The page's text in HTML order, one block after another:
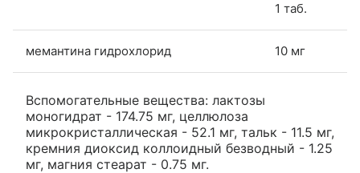
1 таб.
мемантина гидрохлорид 10 мг
Вспомогательные вещества: лактозы
моногидрат - 174.75 мг, целлюлоза
микрокристаллическая - 52.1 мг, тальк - 11.5 мг,
кремния диоксид коллоидный безводный - 1.25
мг, магния стеарат - 0.75 мг.